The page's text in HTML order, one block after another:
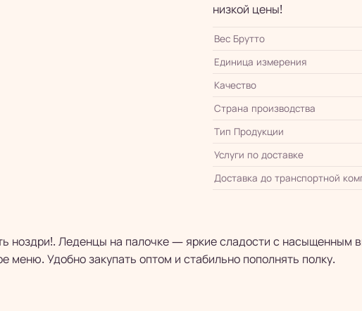
низкой цены!
Вес Брутто
Единица измерения
Качество
Страна производства
Тип Продукции
Услуги по доставке
Доставка до транспортной
ноздри!. Леденцы на палочке — яркие сладости с насыщенным
Удобно закупать оптом и стабильно пополнять полку.